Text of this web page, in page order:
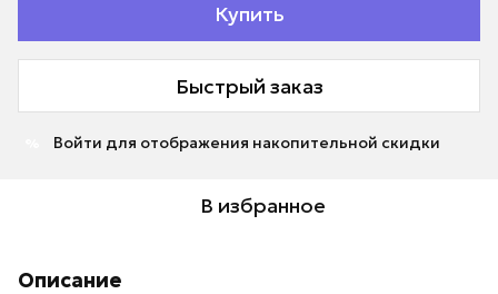
Купить
Быстрый заказ
Войти для отображения накопительной скидки
В избранное
Описание